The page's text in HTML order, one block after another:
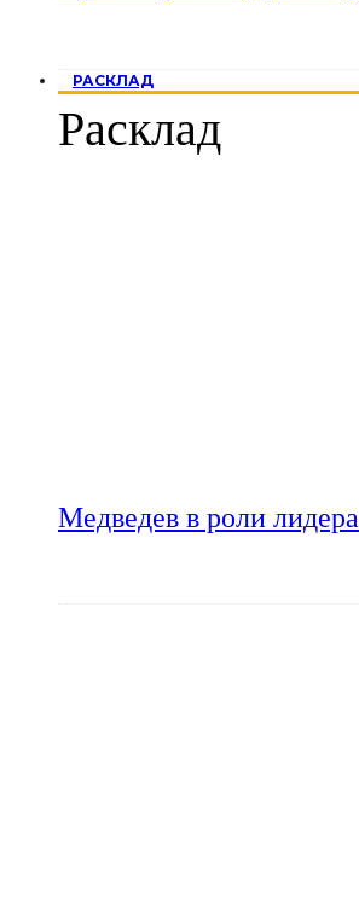
РАСКЛАД
Расклад
Медведев в роли